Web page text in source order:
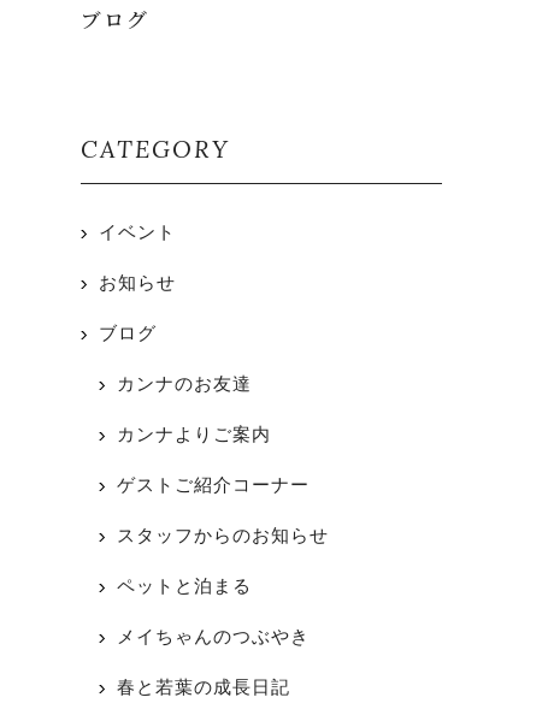
ブログ
CATEGORY
イベント
お知らせ
ブログ
カンナのお友達
カンナよりご案内
ゲストご紹介コーナー
スタッフからのお知らせ
ペットと泊まる
メイちゃんのつぶやき
春と若葉の成長日記